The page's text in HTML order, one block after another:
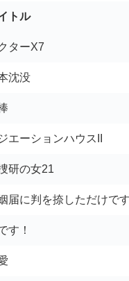
トル
ターX7
沈没
エーションハウスII
研の女21
届に判を捺しただけで
す！